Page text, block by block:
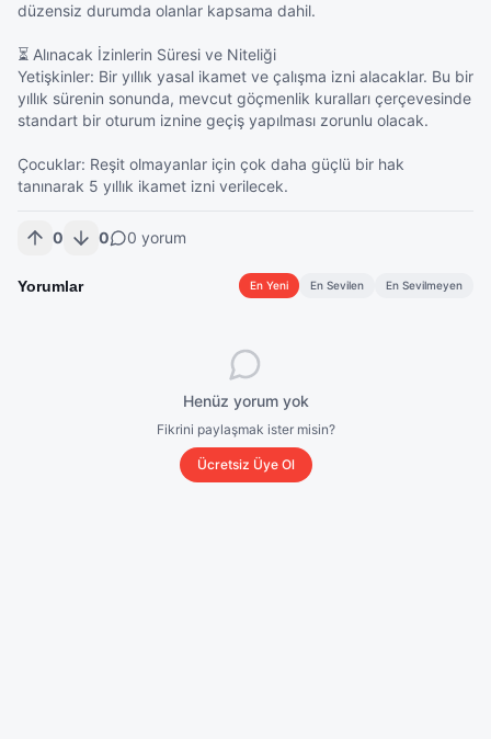
düzensiz durumda olanlar kapsama dahil.
⏳ Alınacak İzinlerin Süresi ve Niteliği
Yetişkinler: Bir yıllık yasal ikamet ve çalışma izni alacaklar. Bu bir
yıllık sürenin sonunda, mevcut göçmenlik kuralları çerçevesinde
standart bir oturum iznine geçiş yapılması zorunlu olacak.
Çocuklar: Reşit olmayanlar için çok daha güçlü bir hak
tanınarak 5 yıllık ikamet izni verilecek.
0 0 0 yorum
Yorumlar En Yeni En Sevilen En Sevilmeyen
Henüz yorum yok
Fikrini paylaşmak ister misin?
Ücretsiz Üye Ol